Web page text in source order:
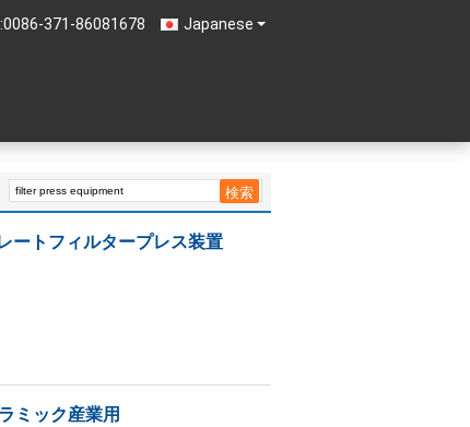
Japanese
0086-371-86081678
ートフィルタープレス装置
ミック産業用